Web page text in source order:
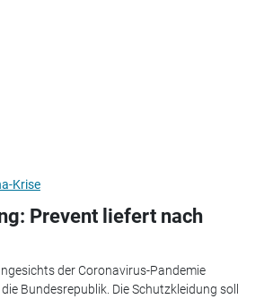
Krise
Prevent liefert nach
der Coronavirus-Pandemie
Bundesrepublik. Die Schutzkleidung soll